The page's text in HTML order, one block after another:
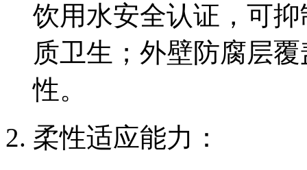
饮用水安全认证，可
质卫生；外壁防腐层
性。
柔性适应能力：